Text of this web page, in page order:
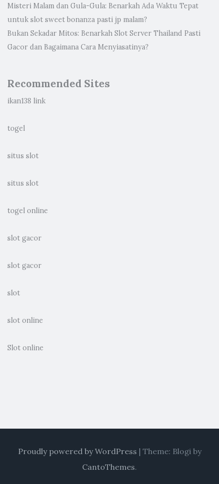
Misteri Malam dan Gula-Gula: Benarkah Ada Waktu Tepat
untuk slot sweet bonanza pasti jp malam?
Bukan Sekadar Mitos: Benarkah Slot Server Thailand Pasti
Gacor dan Bagaimana Cara Menyiasatinya?
Recommended Sites
ikan138 link
togel
situs slot
situs slot
togel online
slot gacor
slot gacor
slot
slot online
Slot online
Proudly powered by WordPress | Theme: Blogi by
CantoThemes.